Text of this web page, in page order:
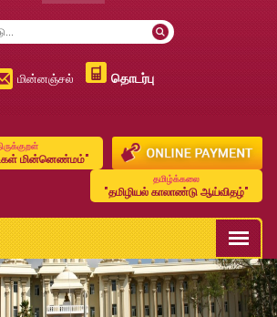
மின்னஞ்சல் தொடர்பு
மின்னெண்மம்"
தமிழ்க்கலை
"தமிழியல் காலாண்டு ஆய்விதழ்"